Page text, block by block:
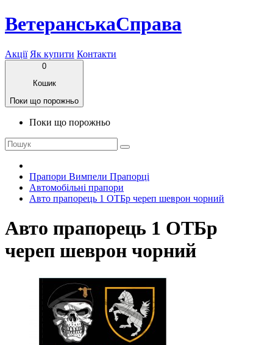
ВетеранськаСправа
Акції Як купити Контакти
0
Кошик
Поки що порожньо
Поки що порожньо
Прапори Вимпели Прапорці
Автомобільні прапори
Авто прапорець 1 ОТБр череп шеврон чорний
Авто прапорець 1 ОТБр
череп шеврон чорний